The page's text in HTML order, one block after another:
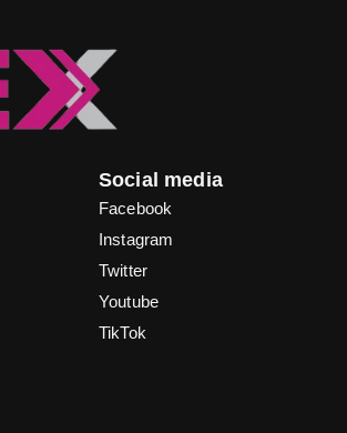
Social media
Facebook
Instagram
Twitter
Youtube
TikTok